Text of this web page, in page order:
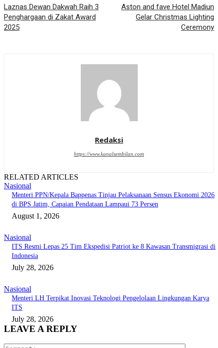
Laznas Dewan Dakwah Raih 3
Penghargaan di Zakat Award
2025
Aston and fave Hotel Madiun
Gelar Christmas Lighting
Ceremony
Redaksi
https://www.kanalsembilan.com
RELATED ARTICLES
Nasional
Menteri PPN/Kepala Bappenas Tinjau Pelaksanaan Sensus Ekonomi 2026
di BPS Jatim, Capaian Pendataan Lampaui 73 Persen
August 1, 2026
Nasional
ITS Resmi Lepas 25 Tim Ekspedisi Patriot ke 8 Kawasan Transmigrasi di
Indonesia
July 28, 2026
Nasional
Menteri LH Terpikat Inovasi Teknologi Pengelolaan Lingkungan Karya
ITS
July 28, 2026
LEAVE A REPLY